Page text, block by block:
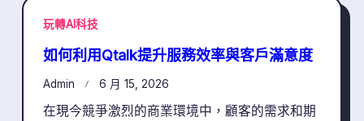
玩轉AI科技
如何利用Qtalk提升服務效率與客戶滿意度
Admin 6 月 15, 2026
在現今競爭激烈的商業環境中，顧客的需求和期